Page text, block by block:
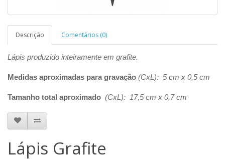
Descrição Comentários (0)
Lápis produzido inteiramente em grafite.
Medidas aproximadas para gravação (CxL): 5 cm x 0,5 cm
Tamanho total aproximado (CxL): 17,5 cm x 0,7 cm
Lápis Grafite